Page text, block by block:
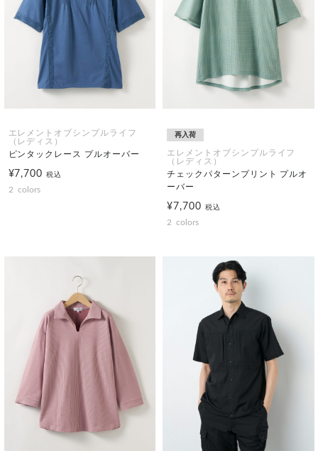
エレメントオブシンプルライフ
（レディス）
ピンタックレース プルオーバー
¥7,700税込
2 colors
再入荷
エレメントオブシンプルライフ
（レディス）
チェックパターンプリント プルオ
ーバー
¥7,700 税込
2 colors